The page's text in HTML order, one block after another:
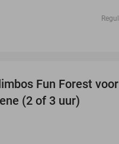
Fun Forest
(2 of 3 uur)